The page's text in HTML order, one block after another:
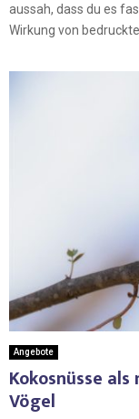
aussah, dass du es
Wirkung von
Angebote
Kokosnüsse
Vögel